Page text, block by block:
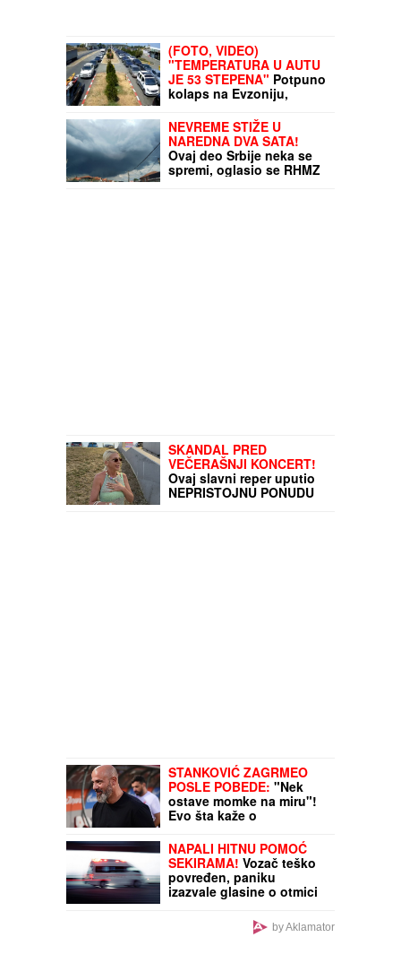
(FOTO, VIDEO)
"TEMPERATURA U AUTU
JE 53 STEPENA" Potpuno
kolaps na Evzoniju,
vidi kraj: Na izlaz iz Grčke
čeka se preko dva sata,
putnici očajni
NEVREME STIŽE U
NAREDNA DVA SATA!
Ovaj deo Srbije neka se
spremi, oglasio se RHMZ
SKANDAL PRED
VEČERAŠNJI KONCERT!
Ovaj slavni reper uputio
NEPRISTOJNU PONUDU
STANKOVIĆ ZAGRMEO
POSLE POBEDE: "Nek
ostave momke na miru"!
Evo šta kaže o
NAPALI HITNU POMOĆ
SEKIRAMA! Vozač teško
povređen, paniku
izazvale glasine o otmici
by Aklamator